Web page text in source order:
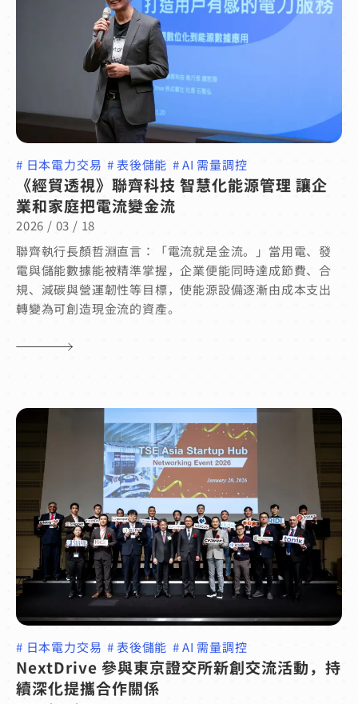
# 日本電力交易 #表後儲能 #AI 需量調控
《經貿透視》聯齊科技 智慧化能源管理 讓企
業和家庭把電流變金流
2026 / 03 / 18
聯齊執行長顏哲淵直言：「電流就是金流。」當用電、發
電與儲能數據能被精準掌握，企業便能同時達成節費、合
規、減碳與營運韌性等目標，使能源設備逐漸由成本支出
轉變為可創造現金流的資產。
# 日本電力交易 #表後儲能 #AI 需量調控
NextDrive 參與東京證交所新創交流活動，持
續深化提攜合作關係